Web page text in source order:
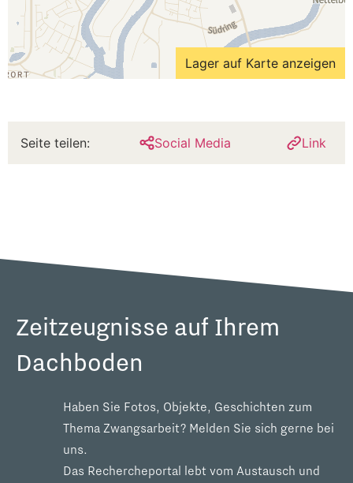
Lager auf Karte anzeigen
Seite teilen: Social Media Link
Zeitzeugnisse auf Ihrem
Dachboden
Haben Sie Fotos, Objekte, Geschichten zum
Thema Zwangsarbeit? Melden Sie sich gerne bei
uns.
Das Rechercheportal lebt vom Austausch und